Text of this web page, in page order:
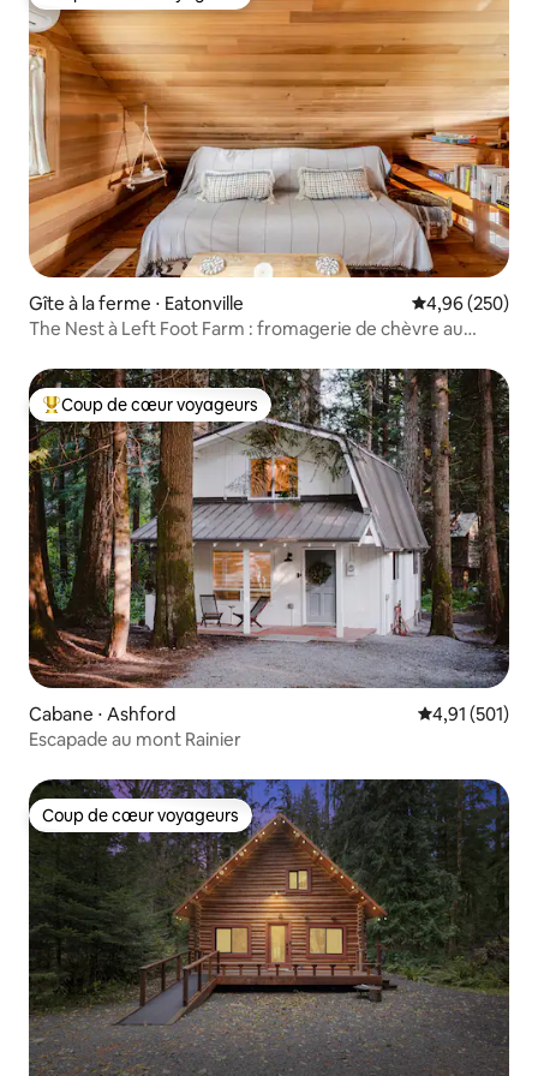
Gîte à la ferme ⋅ Eatonville Évaluation
4,96 (250)
The Nest à Left Foot Farm : fromagerie de chèvre au
Coups de cœur voyageurs les plus appréciés
Coup de cœur voyageurs
Cabane ⋅ Ashford Évaluation
4,91 (501)
Escapade au mont Rainier
Coup de cœur voyageurs
Coup de cœur voyageurs